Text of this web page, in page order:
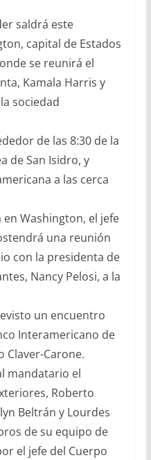
saldrá este
capital de Estados
se reunirá el
Kamala Harris y
sociedad
de las 8:30 de la
de San Isidro, y
a las cerca
Washington, el jefe
una reunión
con la presidenta de
Nancy Pelosi, a la
un encuentro
Interamericano de
Claver-Carone.
mandatario el
Roberto
Beltrán y Lourdes
de su equipo de
el jefe del Cuerpo